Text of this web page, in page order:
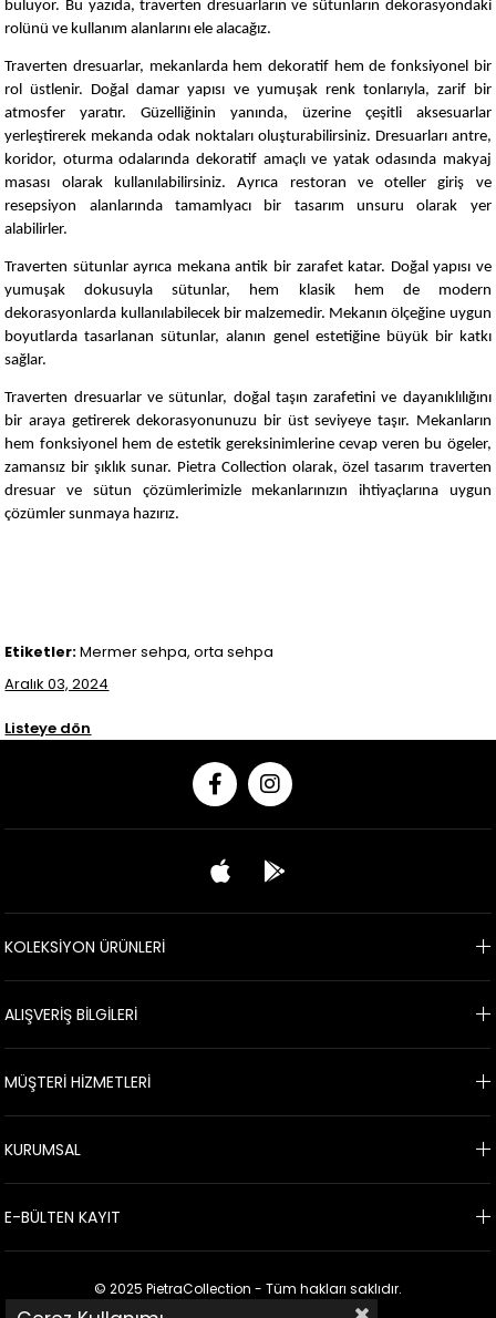
buluyor. Bu yazıda, traverten dresuarların ve sütunların dekorasyondaki
rolünü ve kullanım alanlarını ele alacağız.
Traverten dresuarlar, mekanlarda hem dekoratif hem de fonksiyonel bir
rol üstlenir. Doğal damar yapısı ve yumuşak renk tonlarıyla, zarif bir
atmosfer yaratır. Güzelliğinin yanında, üzerine çeşitli aksesuarlar
yerleştirerek mekanda odak noktaları oluşturabilirsiniz. Dresuarları antre,
koridor, oturma odalarında dekoratif amaçlı ve yatak odasında makyaj
masası olarak kullanılabilirsiniz. Ayrıca restoran ve oteller giriş ve
resepsiyon alanlarında tamamlyacı bir tasarım unsuru olarak yer
alabilirler.
Traverten sütunlar ayrıca mekana antik bir zarafet katar. Doğal yapısı ve
yumuşak dokusuyla sütunlar, hem klasik hem de modern
dekorasyonlarda kullanılabilecek bir malzemedir. Mekanın ölçeğine uygun
boyutlarda tasarlanan sütunlar, alanın genel estetiğine büyük bir katkı
sağlar.
Traverten dresuarlar ve sütunlar, doğal taşın zarafetini ve dayanıklılığını
bir araya getirerek dekorasyonunuzu bir üst seviyeye taşır. Mekanların
hem fonksiyonel hem de estetik gereksinimlerine cevap veren bu ögeler,
zamansız bir şıklık sunar. Pietra Collection olarak, özel tasarım traverten
dresuar ve sütun çözümlerimizle mekanlarınızın ihtiyaçlarına uygun
çözümler sunmaya hazırız.
Etiketler:Mermer sehpa, orta sehpa
Aralık 03, 2024
Listeye dön
KOLEKSİYON ÜRÜNLERİ
ALIŞVERİŞ BİLGİLERİ
MÜŞTERİ HİZMETLERİ
KURUMSAL
E-BÜLTEN KAYIT
© 2025 PietraCollection - Tüm hakları saklıdır.